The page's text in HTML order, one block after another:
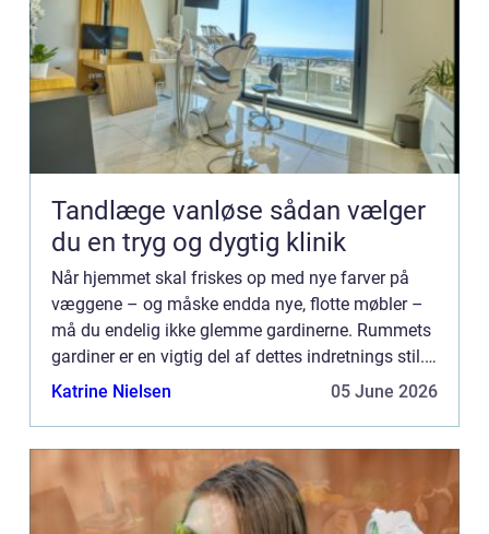
Tandlæge vanløse sådan vælger
du en tryg og dygtig klinik
Når hjemmet skal friskes op med nye farver på
væggene – og måske endda nye, flotte møbler –
må du endelig ikke glemme gardinerne. Rummets
gardiner er en vigtig del af dettes indretnings stil.
Passer gardiner eller persienner ikke til resten af
Katrine Nielsen 05 June 2026